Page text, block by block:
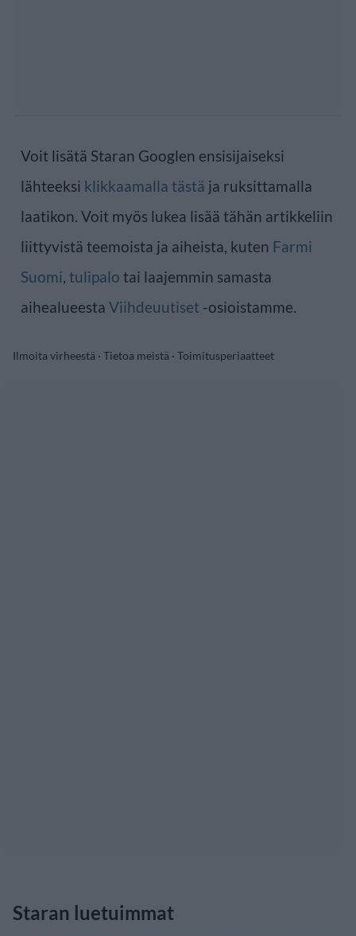
Voit lisätä Staran Googlen ensisijaiseksi
lähteeksi klikkaamalla tästä ja ruksittamalla
laatikon. Voit myös lukea lisää tähän artikkeliin
liittyvistä teemoista ja aiheista, kuten Farmi
Suomi, tulipalo tai laajemmin samasta
aihealueesta Viihdeuutiset -osioistamme.
Ilmoita virheestä · Tietoa meistä · Toimitusperiaatteet
Staran luetuimmat